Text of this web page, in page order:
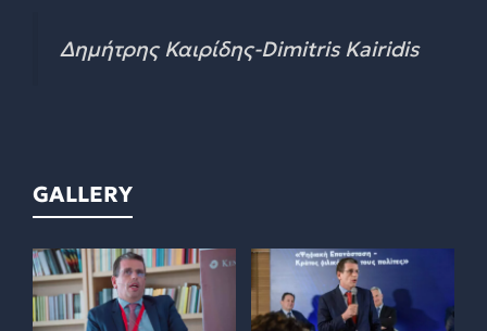
Δημήτρης Καιρίδης-Dimitris Kairidis
GALLERY